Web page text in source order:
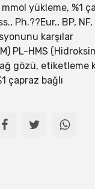
yükleme, %1
Ph.??Eur., BP,
karşılar
PL-HMS
gözü, etiketleme
çapraz bağlı